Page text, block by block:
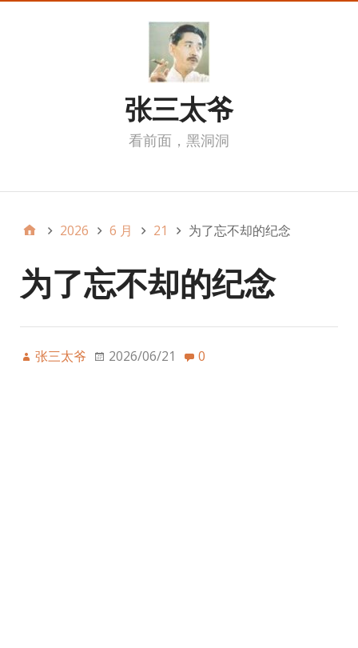
张三太爷
看前面，黑洞洞
2026 6 月 21 为了忘不却的纪念
为了忘不却的纪念
张三太爷 2026/06/21 0